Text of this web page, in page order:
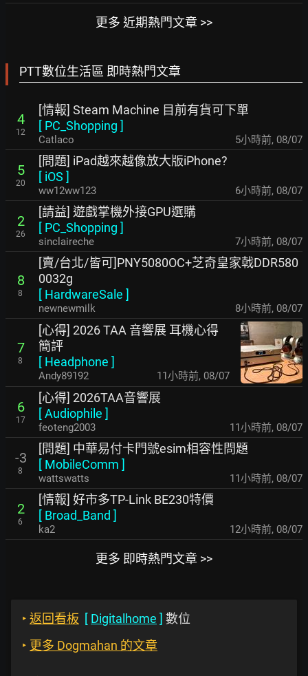
更多 近期熱門文章 >>
PTT數位生活區 即時熱門文章
4
12
[情報] Steam Machine 目前有貨可下單
[ PC_Shopping ]
Catlaco 5小時前, 08/07
5
20
[問題] iPad越來越像放大版iPhone?
[ iOS ]
ww12ww123 6小時前, 08/07
2
26
[請益] 遊戲掌機外接GPU選購
[ PC_Shopping ]
sinclaireche 7小時前, 08/07
8
8
[賣/台北/皆可]PNY5080OC+芝奇皇家戟DDR580
0032g
[ HardwareSale ]
newnewmilk 8小時前, 08/07
7
8
[心得] 2026 TAA 音響展 耳機心得
簡評
[ Headphone ]
Andy89192 11小時前, 08/07
6
17
[心得] 2026TAA音響展
[Audiophile ]
feoteng2003 11小時前, 08/07
-3
8
[問題] 中華易付卡門號esim相容性問題
[ MobileComm ]
wattswatts 11小時前, 08/07
2
6
[情報] 好市多TP-Link BE230特價
[ Broad_Band ]
ka2 12小時前, 08/07
更多 即時熱門文章 >>
‣ 返回看板 [ Digitalhome ] 數位
‣ 更多 Dogmahan 的文章